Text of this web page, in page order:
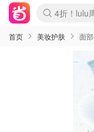
Boticinal
4折！lulu
还没结束
Joybuy变
速领！
疑似霸哥
Zalando
Moncler反
Coach
首页 美妆护肤 面